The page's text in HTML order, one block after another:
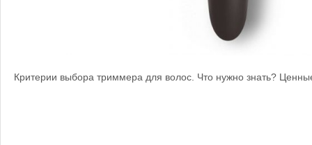
Критерии выбора триммера для волос. Что нужно знать?